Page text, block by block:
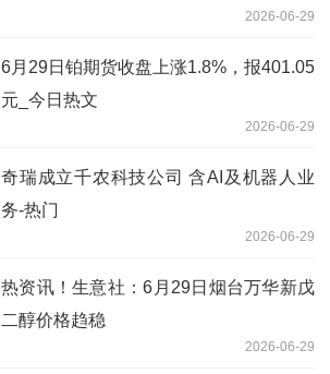
2026-06-29
6月29日铂期货收盘上涨1.8%，报401.05
元_今日热文
2026-06-29
奇瑞成立千农科技公司 含AI及机器人业
务-热门
2026-06-29
热资讯！生意社：6月29日烟台万华新戊
二醇价格趋稳
2026-06-29